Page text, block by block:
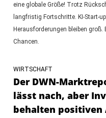
eine globale Größe! Trotz
langfristig Fortschritte. KI-Start-
Herausforderungen bleiben
Chancen.
WIRTSCHAFT
Der DWN-
lässt nach, aber
behalten positiven